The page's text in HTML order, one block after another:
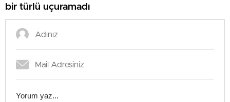
bir türlü uçuramadı